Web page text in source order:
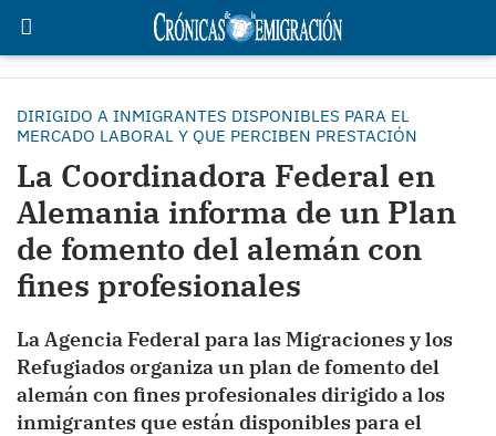
DIRIGIDO A INMIGRANTES DISPONIBLES PARA EL
MERCADO LABORAL Y QUE PERCIBEN PRESTACIÓN
La Coordinadora Federal en
Alemania informa de un Plan
de fomento del alemán con
fines profesionales
La Agencia Federal para las Migraciones y los
Refugiados organiza un plan de fomento del
alemán con fines profesionales dirigido a los
inmigrantes que están disponibles para el